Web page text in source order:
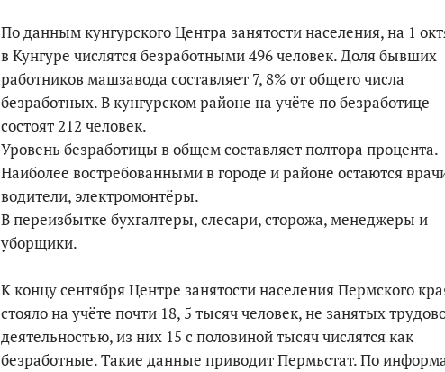
По данным кунгурского Центра занятости населения, на 1
в Кунгуре числятся безработными 496 человек. Доля бывших
работников машзавода составляет 7, 8% от общего числа
безработных. В кунгурском районе на учёте по безработице
состоят 212 человек.
Уровень безработицы в общем составляет полтора процента.
Наиболее востребованными в городе и районе остаются
водители, электромонтёры.
В переизбытке бухгалтеры, слесари, сторожа, менеджеры и
уборщики.
К концу сентября Центре занятости населения Пермского
стояло на учёте почти 18, 5 тысяч человек, не занятых
деятельностью, из них 15 с половиной тысяч числятся как
безработные. Такие данные приводит Пермьстат. По
По итогам первой